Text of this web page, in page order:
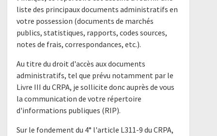
liste des principaux documents administratifs en
votre possession (documents de marchés
publics, statistiques, rapports, codes sources,
notes de frais, correspondances, etc.).
Au titre du droit d'accès aux documents
administratifs, tel que prévu notamment par le
Livre III du CRPA, je sollicite donc auprès de vous
la communication de votre répertoire
d'informations publiques (RIP).
Sur le fondement du 4° l'article L311-9 du CRPA,